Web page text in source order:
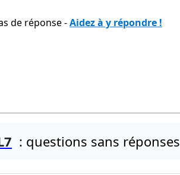
de réponse -Aidez à y répondre !
: questions sans réponses